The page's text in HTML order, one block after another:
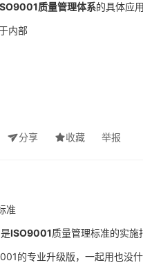
质量管理体系的具体应用
内部
分享 收藏 举报
准
ISO9001质量管理标准的实施
的专业升级版，一起用也没